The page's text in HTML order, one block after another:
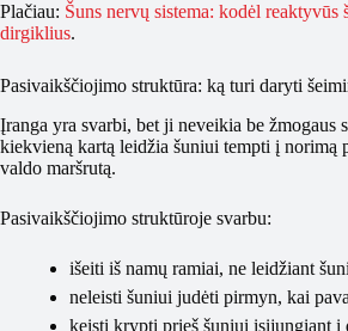
Plačiau: Šuns nervų sistema: kodėl reaktyvūs
dirgiklius.
Pasivaikščiojimo struktūra: ką turi daryti
Įranga yra svarbi, bet ji neveikia be žmogaus
kiekvieną kartą leidžia šuniui tempti į norimą
valdo maršrutą.
Pasivaikščiojimo struktūroje svarbu:
išeiti iš namų ramiai, ne leidžiant
neleisti šuniui judėti pirmyn, kai
keisti kryptį prieš šuniui įsijungiant į